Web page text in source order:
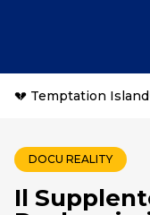
💔 Temptation Island
DOCU REALITY
Il